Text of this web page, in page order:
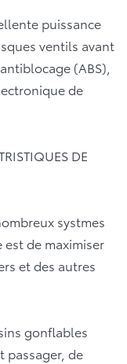
puissance
ventils avant
(ABS),
de
DE
systmes
de maximiser
et des autres
gonflables
passager, de